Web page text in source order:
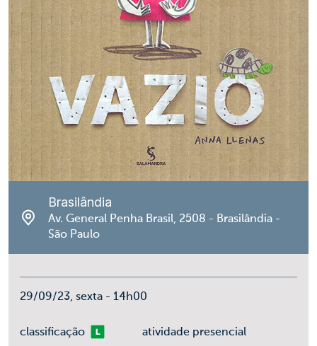
Brasilândia
Av. General Penha Brasil, 2508 - Brasilândia -
São Paulo
29/09/23, sexta - 14h00
classificaçãoLivre atividade presencial